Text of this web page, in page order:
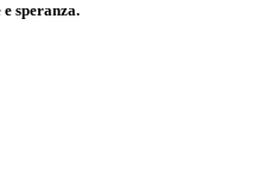
speranza.